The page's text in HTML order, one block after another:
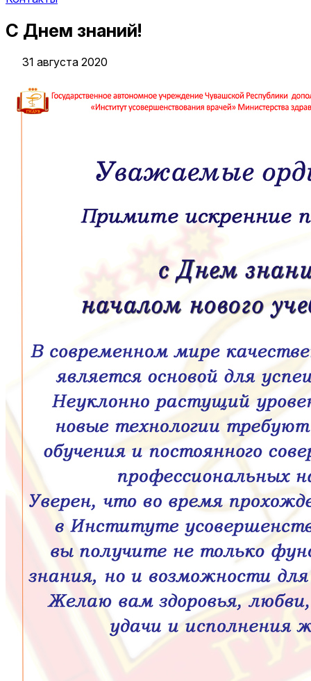
С Днем знаний!
31 августа 2020